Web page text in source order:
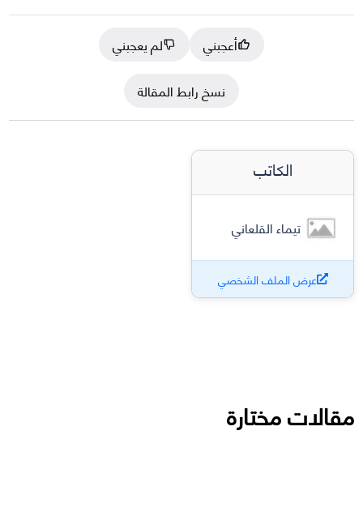
أعجبني
لم يعجبني
نسخ رابط المقالة
الكاتب
تيماء القلعاني
عرض الملف الشخصي
مقالات مختارة